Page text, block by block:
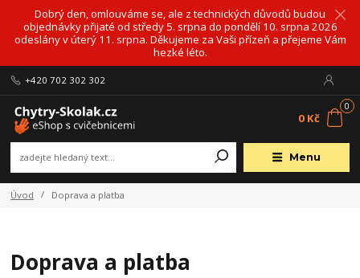
Dobrý den, omlouváme se, ale z technických důvodů budou
objednávky přijaté od středy 5. srpna do pondělí 10. srpna 2026
odeslány v úterý 11. srpna. Děkujeme za Vaši přízeň a přejeme Vám
hezké léto.
Menu
+420 702 302 302
0
0 Kč
Úvod Doprava a platba
Doprava a platba